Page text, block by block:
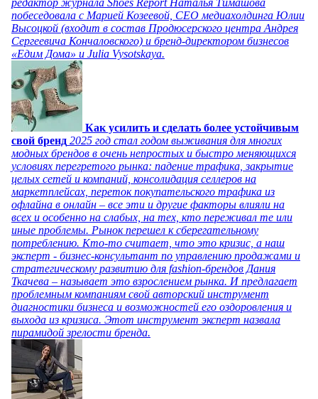
побеседовала с Марией Козеевой, СЕО медиахолдинга Юлии
Высоцкой (входит в состав Продюсерского центра Андрея
Сергеевича Кончаловского) и бренд-директором бизнесов
«Едим Дома» и Julia Vysotskaya.
Как усилить и сделать более устойчивым
свой бренд 2025 год стал годом выживания для многих
модных брендов в очень непростых и быстро меняющихся
условиях перегретого рынка: падение трафика, закрытие
целых сетей и компаний, консолидация селлеров на
маркетплейсах, переток покупательского трафика из
офлайна в онлайн – все эти и другие факторы влияли на
всех и особенно на слабых, на тех, кто переживал те или
иные проблемы. Рынок перешел к сберегательному
потреблению. Кто-то считает, что это кризис, а наш
эксперт - бизнес-консультант по управлению продажами и
стратегическому развитию для fashion-брендов Дания
Ткачева – называет это взрослением рынка. И предлагает
проблемным компаниям свой авторский инструмент
диагностики бизнеса и возможностей его оздоровления и
выхода из кризиса. Этот инструмент эксперт назвала
пирамидой зрелости бренда.